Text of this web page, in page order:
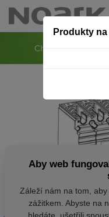
Produkty
Aby web
Záleží nám na tom,
zážitkem. Abyste na
hledáte, ušetřili